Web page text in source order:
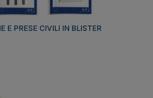
E PRESE CIVILI IN BLISTER